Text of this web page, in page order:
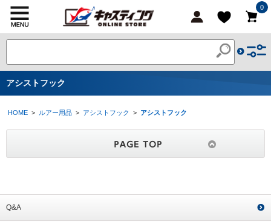
0
アシストフック
HOME > ルアー用品 > アシストフック > アシストフック
Q&A